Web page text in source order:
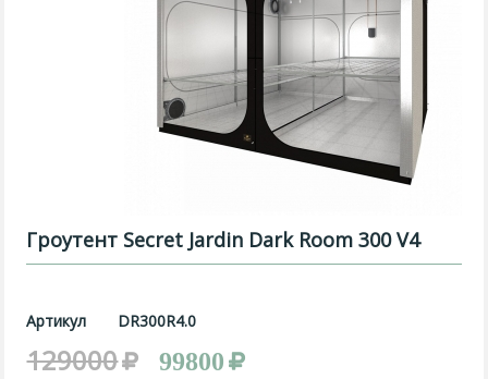
Гроутент Secret Jardin Dark Room 300 V4
Артикул DR300R4.0
129000 99800